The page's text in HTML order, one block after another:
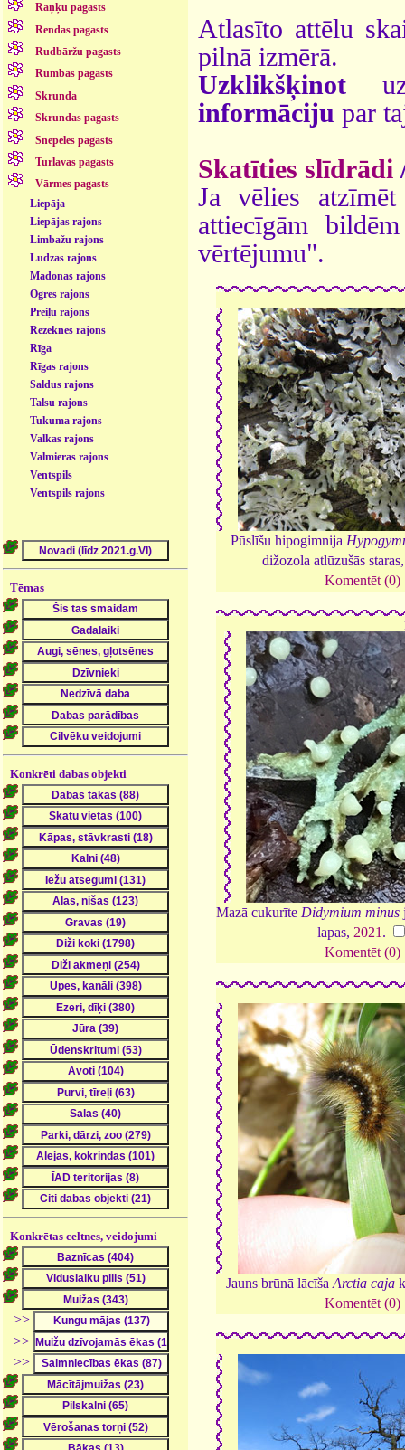
Raņķu pagasts
Rendas pagasts
Rudbāržu pagasts
Rumbas pagasts
Skrunda
Skrundas pagasts
Snēpeles pagasts
Turlavas pagasts
Vārmes pagasts
Liepāja
Liepājas rajons
Limbažu rajons
Ludzas rajons
Madonas rajons
Ogres rajons
Preiļu rajons
Rēzeknes rajons
Rīga
Rīgas rajons
Saldus rajons
Talsu rajons
Tukuma rajons
Valkas rajons
Valmieras rajons
Ventspils
Ventspils rajons
Tēmas
Konkrēti dabas objekti
Konkrētas celtnes, veidojumi
>>
>>
>>
Atlasīto attēlu
pilnā izmērā.
Uzklikšķinot
informāciju par
Skatīties slīdrādi
Ja vēlies
attiecīgām
vērtējumu".
Pūslīšu hipogimnija
dižozola atlūzušās
Komentēt (0)
Mazā cukurīte Didymium minus
lapas, 2021 .
Komentēt (0)
Jauns brūnā lācīšaArctia caja
Komentēt (0)